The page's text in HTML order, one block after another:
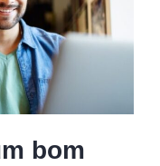
bom